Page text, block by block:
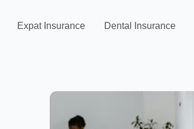
Expat Insurance Dental Insurance